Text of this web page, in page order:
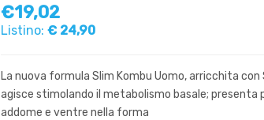
€19,02
Listino: € 24,90
La nuova formula Slim Kombu Uomo, arricchita
agisce stimolando il metabolismo basale;
addome e ventre nella forma